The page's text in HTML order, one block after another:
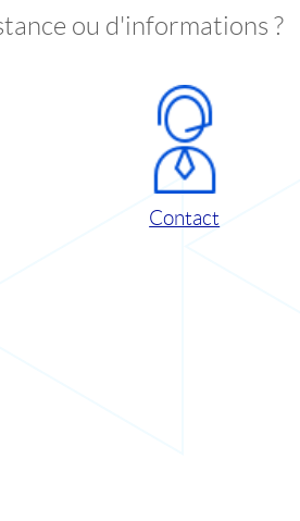
ou d'informations ?
Contact